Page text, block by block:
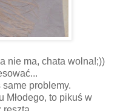
nie ma, chata wolna!;))
problemy.
Młodego, to pikuś w